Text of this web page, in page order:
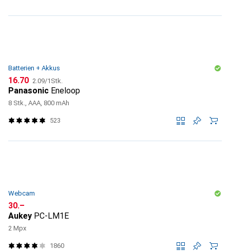
Batterien + Akkus
CHF
16.70 CHF
2.09/1Stk.
Panasonic Eneloop
8 Stk., AAA, 800 mAh
523
Webcam
CHF
30.–
Aukey PC-LM1E
2 Mpx
1860